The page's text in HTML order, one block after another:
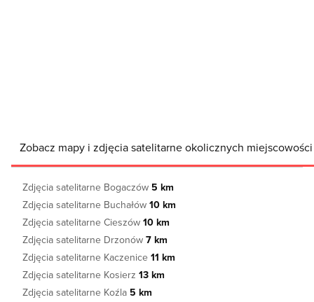
Zobacz mapy i zdjęcia satelitarne okolicznych
Zdjęcia satelitarne Bogaczów 5 km
Zdjęcia satelitarne Buchałów 10 km
Zdjęcia satelitarne Cieszów 10 km
Zdjęcia satelitarne Drzonów 7 km
Zdjęcia satelitarne Kaczenice 11 km
Zdjęcia satelitarne Kosierz 13 km
Zdjęcia satelitarne Koźla 5 km